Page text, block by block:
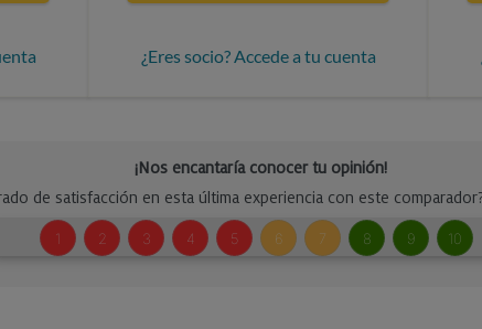
¿Eres socio? Accede a tu cuenta